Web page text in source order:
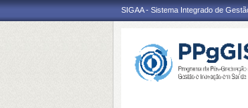
SIGAA - Sistema Integrado de